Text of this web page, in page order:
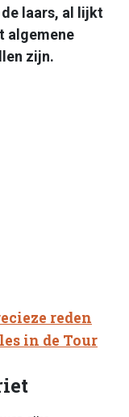
laars, al lijkt
algemene
zijn.
reden
in de Tour